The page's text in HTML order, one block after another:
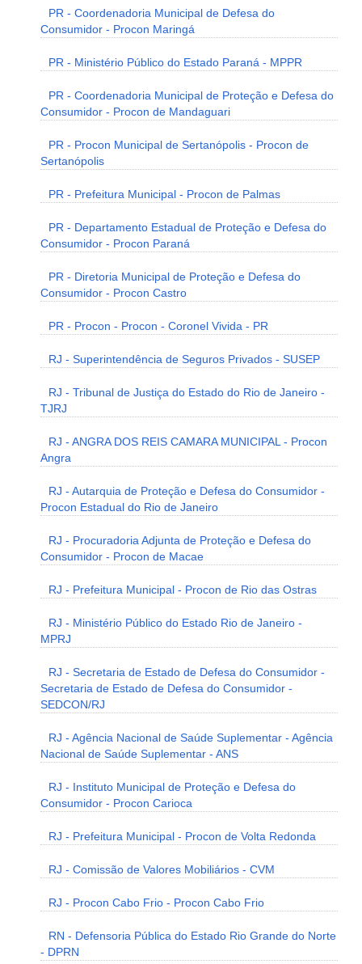
PR - Coordenadoria Municipal de Defesa do
Consumidor - Procon Maringá
PR - Ministério Público do Estado Paraná - MPPR
PR - Coordenadoria Municipal de Proteção e Defesa do
Consumidor - Procon de Mandaguari
PR - Procon Municipal de Sertanópolis - Procon de
Sertanópolis
PR - Prefeitura Municipal - Procon de Palmas
PR - Departamento Estadual de Proteção e Defesa do
Consumidor - Procon Paraná
PR - Diretoria Municipal de Proteção e Defesa do
Consumidor - Procon Castro
PR - Procon - Procon - Coronel Vivida - PR
RJ - Superintendência de Seguros Privados - SUSEP
RJ - Tribunal de Justiça do Estado do Rio de Janeiro -
TJRJ
RJ - ANGRA DOS REIS CAMARA MUNICIPAL - Procon
Angra
RJ - Autarquia de Proteção e Defesa do Consumidor -
Procon Estadual do Rio de Janeiro
RJ - Procuradoria Adjunta de Proteção e Defesa do
Consumidor - Procon de Macae
RJ - Prefeitura Municipal - Procon de Rio das Ostras
RJ - Ministério Público do Estado Rio de Janeiro -
MPRJ
RJ - Secretaria de Estado de Defesa do Consumidor -
Secretaria de Estado de Defesa do Consumidor -
SEDCON/RJ
RJ - Agência Nacional de Saúde Suplementar - Agência
Nacional de Saúde Suplementar - ANS
RJ - Instituto Municipal de Proteção e Defesa do
Consumidor - Procon Carioca
RJ - Prefeitura Municipal - Procon de Volta Redonda
RJ - Comissão de Valores Mobiliários - CVM
RJ - Procon Cabo Frio - Procon Cabo Frio
RN - Defensoria Pública do Estado Rio Grande do Norte
- DPRN